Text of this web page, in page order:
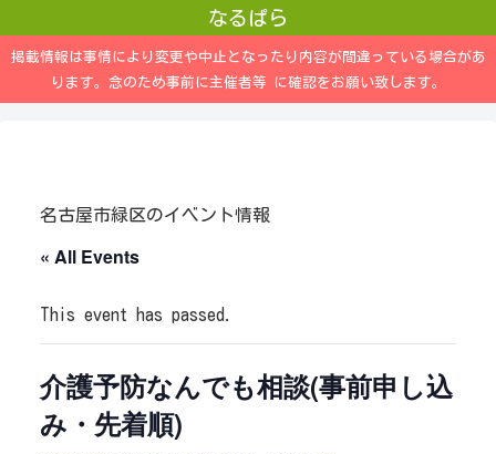
なるぱら
掲載情報は事情により変更や中止となったり内容が間違っている場合があ
ります。念のため事前に主催者等 に確認をお願い致します。
名古屋市緑区のイベント情報
« All Events
This event has passed.
介護予防なんでも相談(事前申し込
み・先着順)